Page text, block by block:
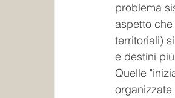
problema
aspetto
territoriali)
e destini
Quelle